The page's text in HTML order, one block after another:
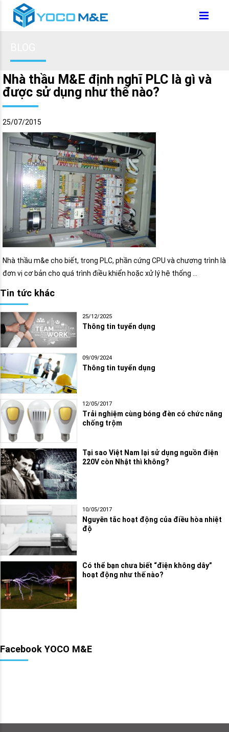
Nhà thầu M&E định nghĩ PLC là gì và
được sử dụng như thế nào?
25/07/2015
Nhà thầu m&e cho biết, trong PLC, phần cứng CPU và chương trình là
đơn vị cơ bản cho quá trình điều khiển hoặc xử lý hệ thống …
Tin tức khác
25/12/2025
Thông tin tuyển dụng
09/09/2024
Thông tin tuyển dụng
12/05/2017
Trải nghiệm cùng bóng đèn có chức năng
chống trộm
Tại sao Việt Nam lại sử dụng nguồn điện
220V còn Nhật thì không?
10/05/2017
Nguyên tắc hoạt động của điều hòa nhiệt
độ
Có thể bạn chưa biết “điện không dây”
hoạt động như thế nào?
Facebook YOCO M&E